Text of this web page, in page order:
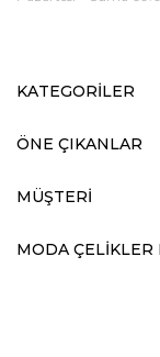
KATEGORİLER
ÖNE ÇIKANLAR
MÜŞTERİ
MODA